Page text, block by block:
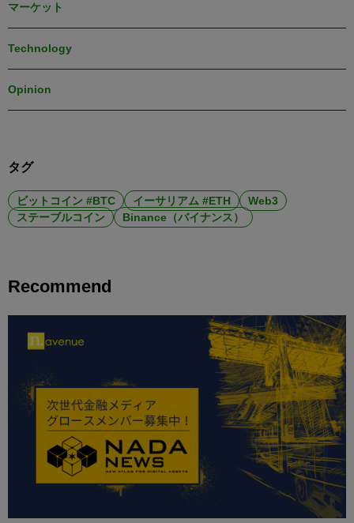
マーケット
Technology
Opinion
タグ
ビットコイン #BTC イーサリアム #ETH
Web3
ステーブルコイン
Binance（バイナンス）
Recommend